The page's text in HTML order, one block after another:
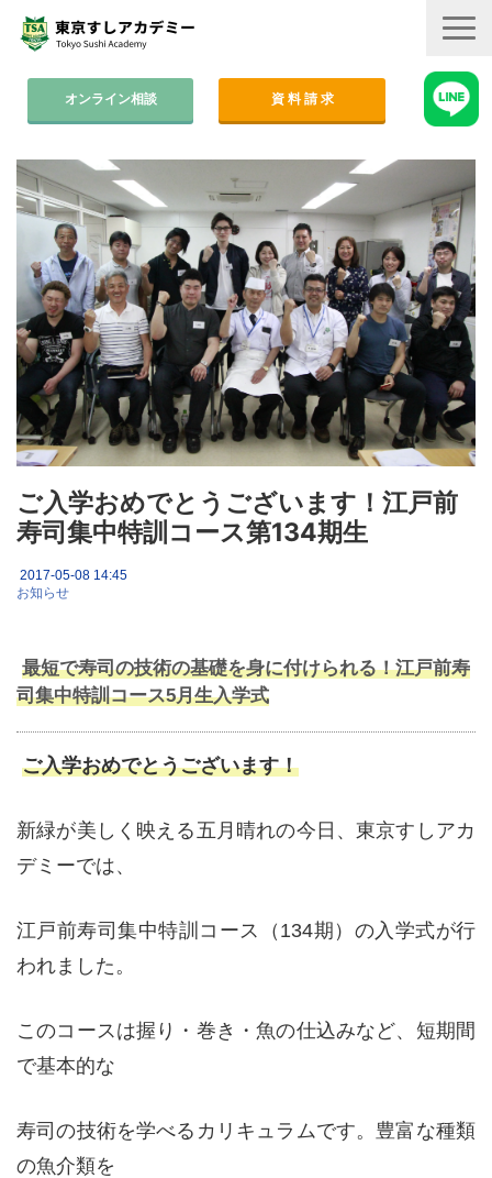
オンライン相談 資 料 請 求
コース案内
集中コース│2ヶ月
平日コース│木金
週末コース│週1回・1年間
寿司職人養成コース│6ヶ月
学費
すしアカ卒業生の活躍
ご入学おめでとうございます！江戸前
寿司集中特訓コース第134期生
2017-05-08 14:45
お知らせ
最短で寿司の技術の基礎を身に付けられる！江戸前寿
司集中特訓コース5月生入学式
ご入学おめでとうございます！
新緑が美しく映える五月晴れの今日、東京すしアカ
デミーでは、
江戸前寿司集中特訓コース（134期）の入学式が行
われました。
このコースは握り・巻き・魚の仕込みなど、短期間
で基本的な
寿司の技術を学べるカリキュラムです。豊富な種類
の魚介類を